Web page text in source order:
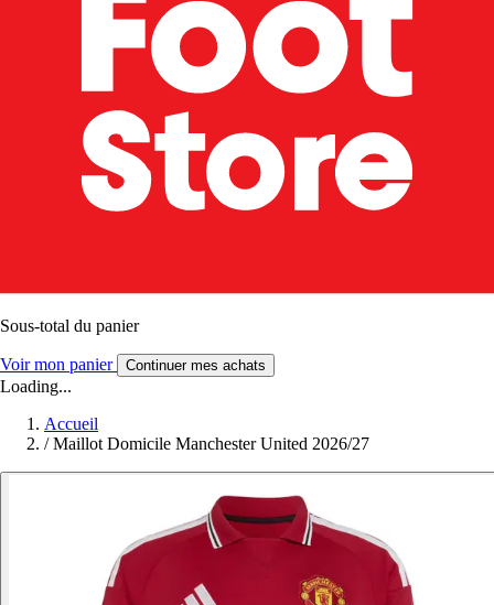
Sous-total du panier
Voir mon panier Continuer mes achats
Loading...
Accueil
/ Maillot Domicile Manchester United 2026/27